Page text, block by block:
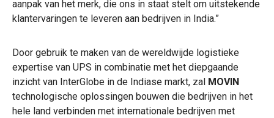
aanpak van het merk, die ons in staat stelt om uitstekende
klantervaringen te leveren aan bedrijven in India.”
Door gebruik te maken van de wereldwijde logistieke
expertise van UPS in combinatie met het diepgaande
inzicht van InterGlobe in de Indiase markt, zal MOVIN
technologische oplossingen bouwen die bedrijven in het
hele land verbinden met internationale bedrijven met